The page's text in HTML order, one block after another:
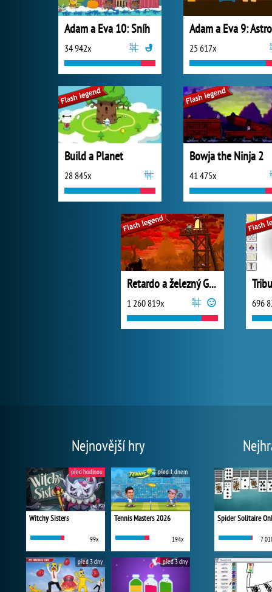
Adam a Eva 10: Sníh
34 942x 25 617x
Build a Planet
28 845x
Bowja the Ninja 2
41 475x
Retardo a železný Golem
1 260 819x 696
Nejnovější hry
Witchy Sisters
99x
před hodinou
Tennis Masters 2026
194x
před 1 dnem
před 3 dny před 3 dny
Spider Solitaire
7